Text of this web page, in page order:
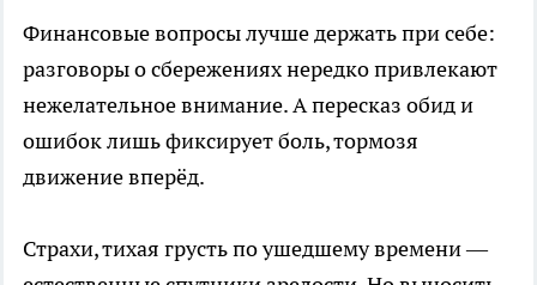
Финансовые вопросы лучше держать при себе:
разговоры о сбережениях нередко привлекают
нежелательное внимание. А пересказ обид и
ошибок лишь фиксирует боль, тормозя
движение вперёд.
Страхи, тихая грусть по ушедшему времени —